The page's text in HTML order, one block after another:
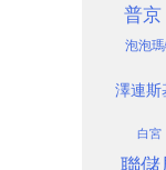
普京
泡泡
澤連斯
白宮